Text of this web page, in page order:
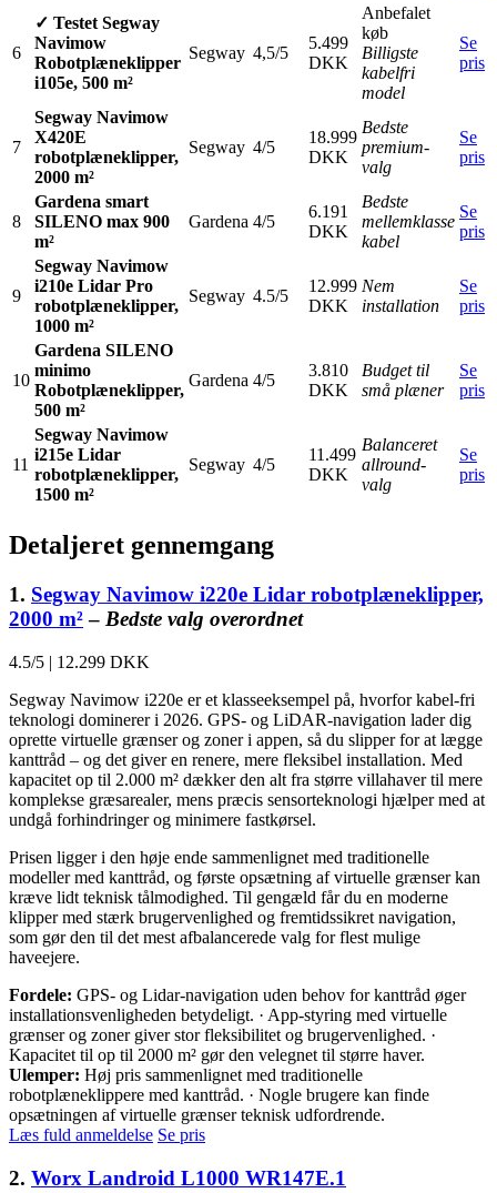
6
✓ Testet Segway
Navimow
Robotplæneklipper
i105e, 500 m²
Segway 4,5/5
5.499
DKK
Anbefalet
køb
Billigste
kabelfri
model
Se
pris
7
Segway Navimow
X420E
robotplæneklipper,
2000 m²
Segway 4/5
18.999
DKK
Bedste
premium-
valg
Se
pris
8
Gardena smart
SILENO max 900
m²
Gardena 4/5
6.191
DKK
Bedste
mellemklasse
kabel
Se
pris
9
Segway Navimow
i210e Lidar Pro
robotplæneklipper,
1000 m²
Segway 4.5/5
12.999
DKK
Nem
installation
Se
pris
10
Gardena SILENO
minimo
Robotplæneklipper,
500 m²
Gardena 4/5
3.810
DKK
Budget til
små plæner
Se
pris
11
Segway Navimow
i215e Lidar
robotplæneklipper,
1500 m²
Segway 4/5
11.499
DKK
Balanceret
allround-
valg
Se
pris
Detaljeret gennemgang
1. Segway Navimow i220e Lidar robotplæneklipper,
2000 m²– Bedste valg overordnet
4.5/5 | 12.299 DKK
Segway Navimow i220e er et klasseeksempel på, hvorfor kabel-fri
teknologi dominerer i 2026. GPS- og LiDAR-navigation lader dig
oprette virtuelle grænser og zoner i appen, så du slipper for at lægge
kanttråd – og det giver en renere, mere fleksibel installation. Med
kapacitet op til 2.000 m² dækker den alt fra større villahaver til mere
komplekse græsarealer, mens præcis sensorteknologi hjælper med at
undgå forhindringer og minimere fastkørsel.
Prisen ligger i den høje ende sammenlignet med traditionelle
modeller med kanttråd, og første opsætning af virtuelle grænser kan
kræve lidt teknisk tålmodighed. Til gengæld får du en moderne
klipper med stærk brugervenlighed og fremtidssikret navigation,
som gør den til det mest afbalancerede valg for flest mulige
haveejere.
Fordele: GPS- og Lidar-navigation uden behov for kanttråd øger
installationsvenligheden betydeligt. · App-styring med virtuelle
grænser og zoner giver stor fleksibilitet og brugervenlighed. ·
Kapacitet til op til 2000 m² gør den velegnet til større haver.
Ulemper: Høj pris sammenlignet med traditionelle
robotplæneklippere med kanttråd. · Nogle brugere kan finde
opsætningen af virtuelle grænser teknisk udfordrende.
Læs fuld anmeldelse Se pris
2. Worx Landroid L1000 WR147E.1